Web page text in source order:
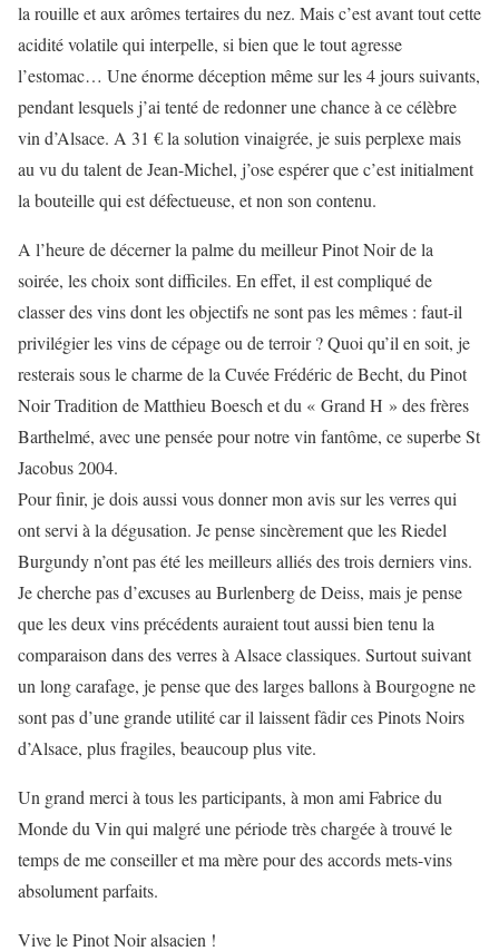
la rouille et aux arômes tertaires du nez. Mais c’est avant tout cette
acidité volatile qui interpelle, si bien que le tout agresse
l’estomac… Une énorme déception même sur les 4 jours suivants,
pendant lesquels j’ai tenté de redonner une chance à ce célèbre
vin d’Alsace. A 31 € la solution vinaigrée, je suis perplexe mais
au vu du talent de Jean-Michel, j’ose espérer que c’est initialment
la bouteille qui est défectueuse, et non son contenu.
A l’heure de décerner la palme du meilleur Pinot Noir de la
soirée, les choix sont difficiles. En effet, il est compliqué de
classer des vins dont les objectifs ne sont pas les mêmes : faut-il
privilégier les vins de cépage ou de terroir ? Quoi qu’il en soit, je
resterais sous le charme de la Cuvée Frédéric de Becht, du Pinot
Noir Tradition de Matthieu Boesch et du « Grand H » des frères
Barthelmé, avec une pensée pour notre vin fantôme, ce superbe St
Jacobus 2004.
Pour finir, je dois aussi vous donner mon avis sur les verres qui
ont servi à la dégusation. Je pense sincèrement que les Riedel
Burgundy n’ont pas été les meilleurs alliés des trois derniers vins.
Je cherche pas d’excuses au Burlenberg de Deiss, mais je pense
que les deux vins précédents auraient tout aussi bien tenu la
comparaison dans des verres à Alsace classiques. Surtout suivant
un long carafage, je pense que des larges ballons à Bourgogne ne
sont pas d’une grande utilité car il laissent fâdir ces Pinots Noirs
d’Alsace, plus fragiles, beaucoup plus vite.
Un grand merci à tous les participants, à mon ami Fabrice du
Monde du Vin qui malgré une période très chargée à trouvé le
temps de me conseiller et ma mère pour des accords mets-vins
absolument parfaits.
Vive le Pinot Noir alsacien !